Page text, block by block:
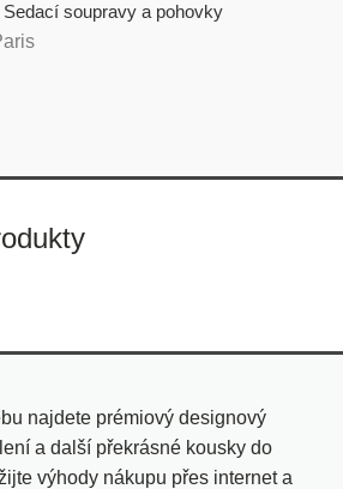
Sedací soupravy a pohovky
najdete prémiový designový
a další překrásné kousky do
výhody nákupu přes internet a